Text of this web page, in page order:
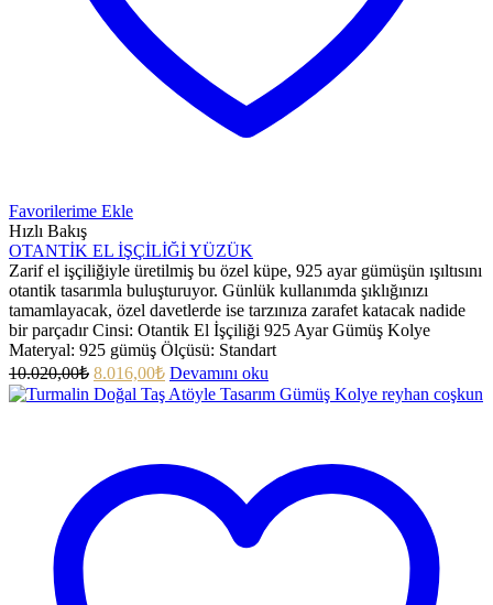
Favorilerime Ekle
Hızlı Bakış
OTANTİK EL İŞÇİLİĞİ YÜZÜK
Zarif el işçiliğiyle üretilmiş bu özel küpe, 925 ayar gümüşün ışıltısını
otantik tasarımla buluşturuyor. Günlük kullanımda şıklığınızı
tamamlayacak, özel davetlerde ise tarzınıza zarafet katacak nadide
bir parçadır Cinsi: Otantik El İşçiliği 925 Ayar Gümüş Kolye
Materyal: 925 gümüş Ölçüsü: Standart
10.020,00₺ 8.016,00₺ Devamını oku